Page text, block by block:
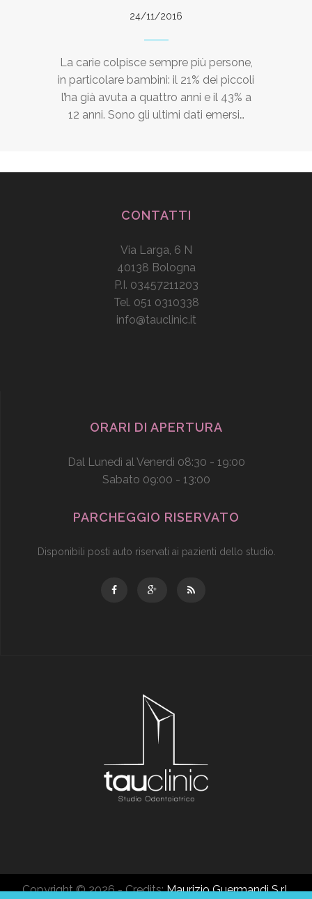
24/11/2016
La carie colpisce sempre più persone,
in particolare bambini: il 21% dei piccoli
l’ha già avuta a quattro anni e il 43% a
12 anni. Sono gli ultimi dati emersi…
CONTATTI
Via Larga, 6 N
40138 Bologna
P.I. 03457211203
Tel. 051 0310338
info@tauclinic.it
ORARI DI APERTURA
Dal Lunedì al Venerdì 08:30 - 19:00
Sabato 09:00 - 13:00
PARCHEGGIO RISERVATO
Disponibili posti auto riservati ai pazienti dello studio.
Copyright © 2026 - Credits:Maurizio Guermandi S.r.l.